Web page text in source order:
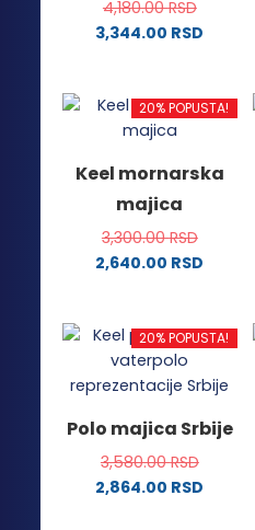
stranici
4,180.00RSD
3,344.00 RSD
ima
više
Opcije
mogu
biti
izabrane
proizvoda.
20% POPUSTA!
Keel mornarska
majica
3,300.00RSD
2,640.00 RSD
ima
više
varijanti.
mogu
biti
izabrane
20% POPUSTA!
Polo majica Srbije
3,580.00RSD
2,864.00 RSD